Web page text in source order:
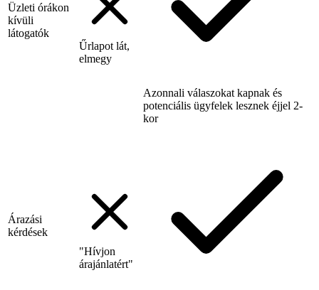
Üzleti órákon
kívüli
látogatók
Űrlapot lát,
elmegy
Azonnali válaszokat kapnak és
potenciális ügyfelek lesznek éjjel 2-
kor
Árazási
kérdések
"Hívjon
árajánlatért"